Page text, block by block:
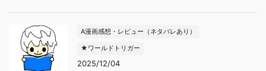
A漫画感想・レビュー（ネタバレあり）
★ワールドトリガー
2025/12/04